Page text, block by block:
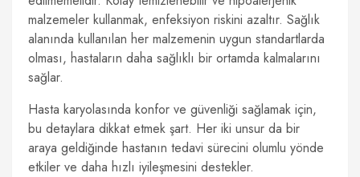
malzemeler kullanmak, enfeksiyon riskini azaltır. Sağlık
alanında kullanılan her malzemenin uygun standartlarda
olması, hastaların daha sağlıklı bir ortamda kalmalarını
sağlar.
Hasta karyolasında konfor ve güvenliği sağlamak için,
bu detaylara dikkat etmek şart. Her iki unsur da bir
araya geldiğinde hastanın tedavi sürecini olumlu yönde
etkiler ve daha hızlı iyileşmesini destekler.